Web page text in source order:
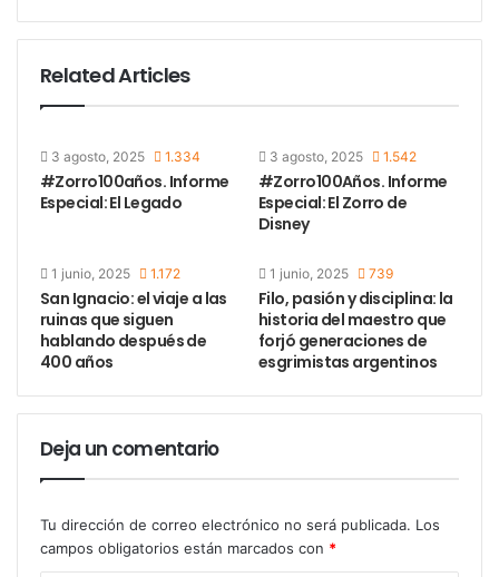
Related Articles
3 agosto, 2025 1.334
#Zorro100años. Informe
Especial: El Legado
3 agosto, 2025 1.542
#Zorro100Años. Informe
Especial: El Zorro de
Disney
1 junio, 2025 1.172
San Ignacio: el viaje a las
ruinas que siguen
hablando después de
400 años
1 junio, 2025 739
Filo, pasión y disciplina: la
historia del maestro que
forjó generaciones de
esgrimistas argentinos
Deja un comentario
Tu dirección de correo electrónico no será publicada. Los
campos obligatorios están marcados con *